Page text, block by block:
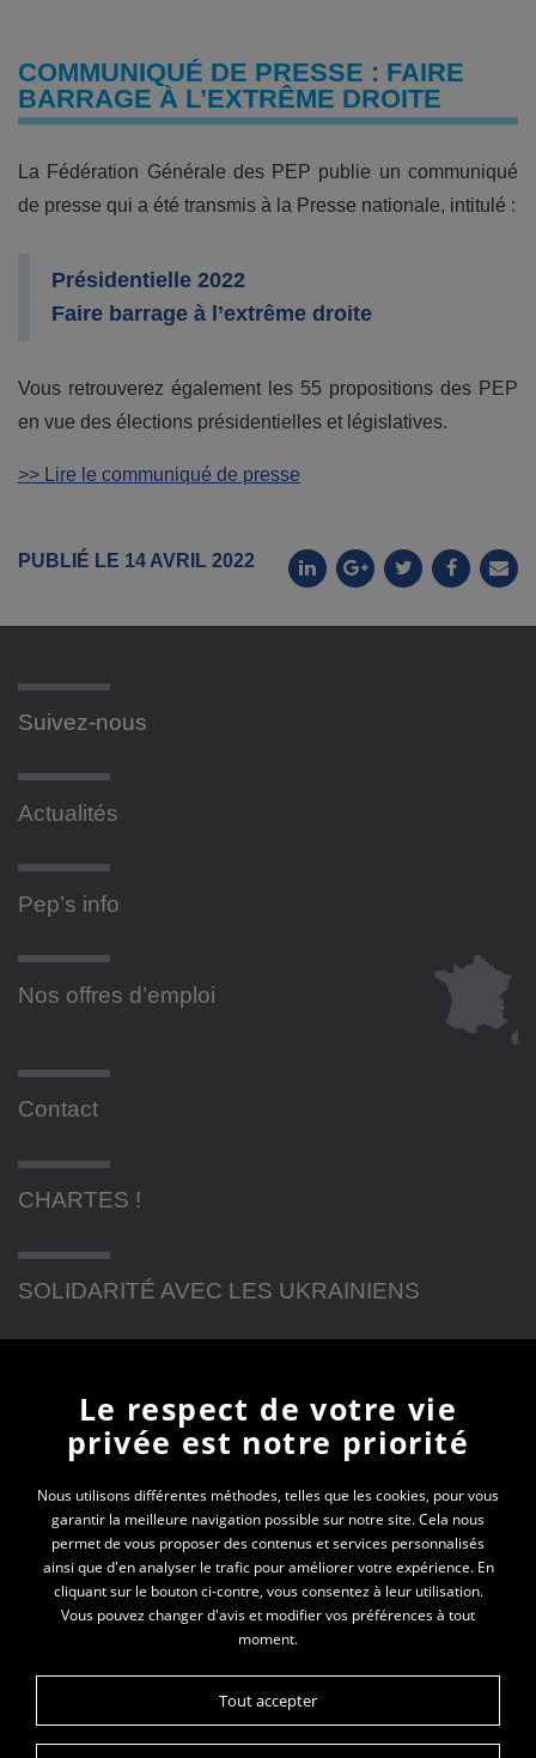
COMMUNIQUÉ DE PRESSE : FAIRE
BARRAGE À L’EXTRÊME DROITE
La Fédération Générale des PEP publie un communiqué
de presse qui a été transmis à la Presse nationale, intitulé :
Présidentielle 2022
Faire barrage à l’extrême droite
Vous retrouverez également les 55 propositions des PEP
en vue des élections présidentielles et législatives.
>> Lire le communiqué de presse
PUBLIÉ LE 14 AVRIL 2022
Suivez-nous
Actualités
Pep’s info
Nos offres d’emploi
Contact
CHARTES !
SOLIDARITÉ AVEC LES UKRAINIENS
Newsletter
En vous inscrivant à la newsletter, vous recevrez
toutes les actualités des PEP 74
Votre e-mail*
Le respect de votre vie
privée est notre priorité
Nous utilisons différentes méthodes, telles que les cookies, pour vous
garantir la meilleure navigation possible sur notre site. Cela nous
permet de vous proposer des contenus et services personnalisés
ainsi que d'en analyser le trafic pour améliorer votre expérience. En
cliquant sur le bouton ci-contre, vous consentez à leur utilisation.
Vous pouvez changer d'avis et modifier vos préférences à tout
moment.
Tout accepter